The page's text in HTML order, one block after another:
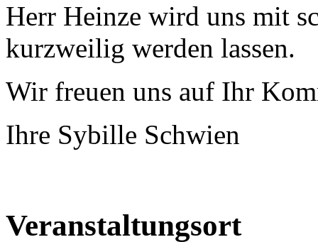
Herr Heinze wird uns mit
kurzweilig werden lassen.
Wir freuen uns auf Ihr
Ihre Sybille Schwien
Veranstaltungsort